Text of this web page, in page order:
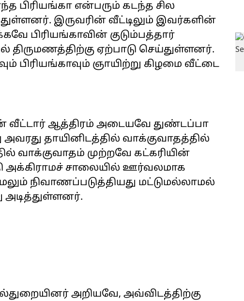
பிரியங்கா என்பரும் கடந்த சில
இருவரின் வீட்டிலும் இவர்களின்
பிரியங்காவின் குடும்பத்தார்
திருமணத்திற்கு ஏற்பாடு செய்துள்ளனர்.
பிரியங்காவும் ஞாயிற்று கிழமை வீட்டை
ஆத்திரம் அடையவே துண்டப்பா
அவரது தாயினிடத்தில் வாக்குவாதத்தில்
வாக்குவாதம் முற்றவே கட்கரியின்
அக்கிராமச் சாலையில் ஊர்வலமாக
நிவாணப்படுத்தியது மட்டுமல்லாமல்
அடித்துள்ளனர்.
அறியவே, அவ்விடத்திற்கு